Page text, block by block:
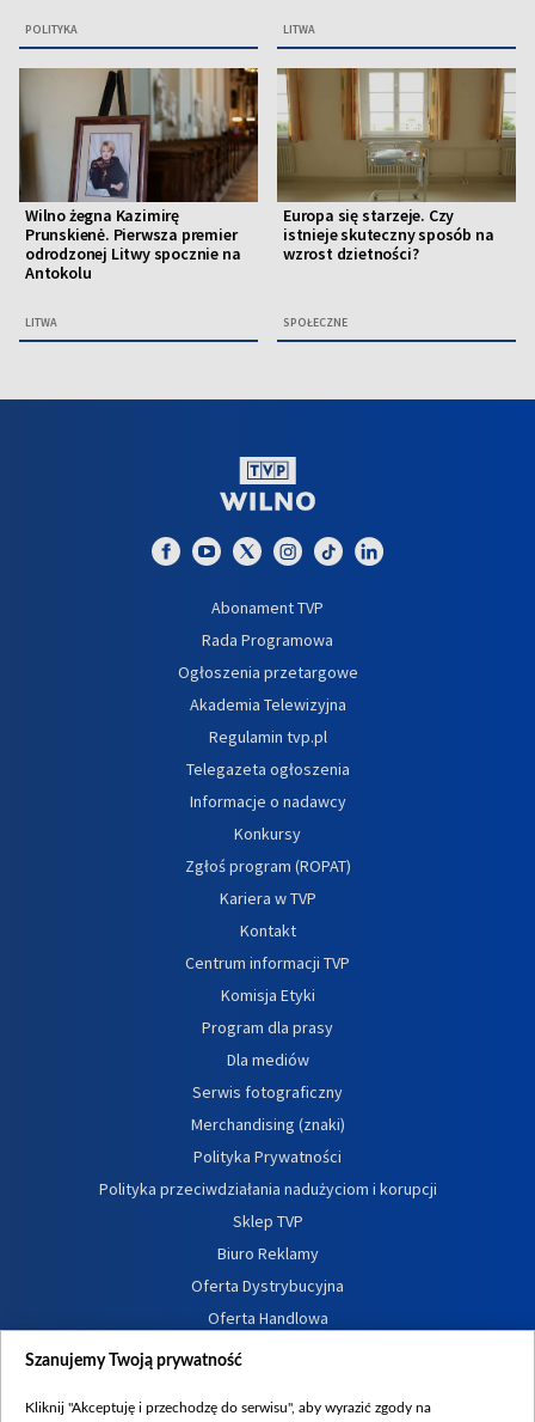
POLITYKA LITWA
Wilno żegna Kazimirę
Prunskienė. Pierwsza premier
odrodzonej Litwy spocznie na
Antokolu
LITWA
Europa się starzeje. Czy
istnieje skuteczny sposób na
wzrost dzietności?
SPOŁECZNE
Abonament TVP
Rada Programowa
Ogłoszenia przetargowe
Akademia Telewizyjna
Regulamin tvp.pl
Telegazeta ogłoszenia
Informacje o nadawcy
Konkursy
Zgłoś program (ROPAT)
Kariera w TVP
Kontakt
Centrum informacji TVP
Komisja Etyki
Program dla prasy
Dla mediów
Serwis fotograficzny
Merchandising (znaki)
Polityka Prywatności
Polityka przeciwdziałania nadużyciom i korupcji
Sklep TVP
Biuro Reklamy
Oferta Dystrybucyjna
Oferta Handlowa
Dostępność
Procedura zgłoszeń wewnętrznych
Szanujemy Twoją prywatność
Kliknij "Akceptuję i przechodzę do serwisu", aby wyrazić zgody na